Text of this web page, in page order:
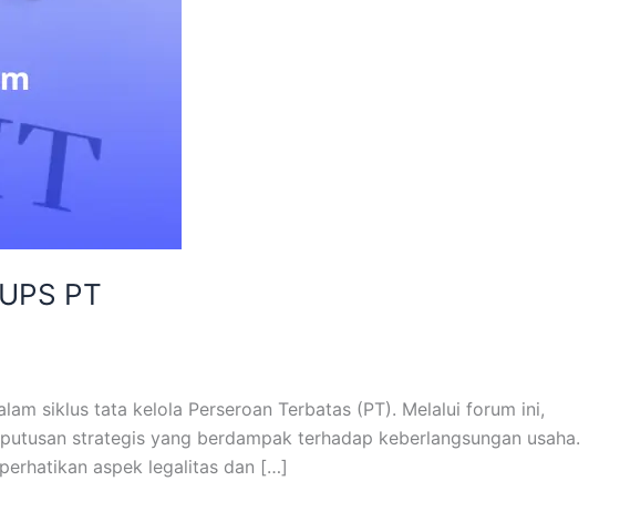
PT
siklus tata kelola Perseroan Terbatas (PT). Melalui forum ini,
strategis yang berdampak terhadap keberlangsungan usaha.
aspek legalitas dan […]